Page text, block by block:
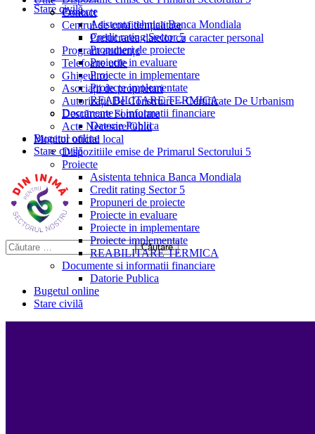
Stare civilă
Proiecte
Asistenta tehnica Banca Mondiala
Credit rating Sector 5
Propuneri de proiecte
Proiecte in evaluare
Proiecte in implementare
Proiecte implementate
REABILITARE TERMICA
Documente si informatii financiare
Datorie Publica
Bugetul online
Stare civilă
Contact
Centrul de confidențialitate
Prelucrarea datelor cu caracter personal
Program audiențe
Telefoane utile
Ghișeul.ro
Asociații de proprietari
Autorizații De Construire – Certificate De Urbanism
Descărcare Formulare
Acte Necesare/Ghid
Monitor oficial local
Dispozitiile emise de Primarul Sectorului 5
Proiecte
Asistenta tehnica Banca Mondiala
Credit rating Sector 5
Propuneri de proiecte
Proiecte in evaluare
Proiecte in implementare
Proiecte implementate
REABILITARE TERMICA
Documente si informatii financiare
Datorie Publica
Bugetul online
Stare civilă